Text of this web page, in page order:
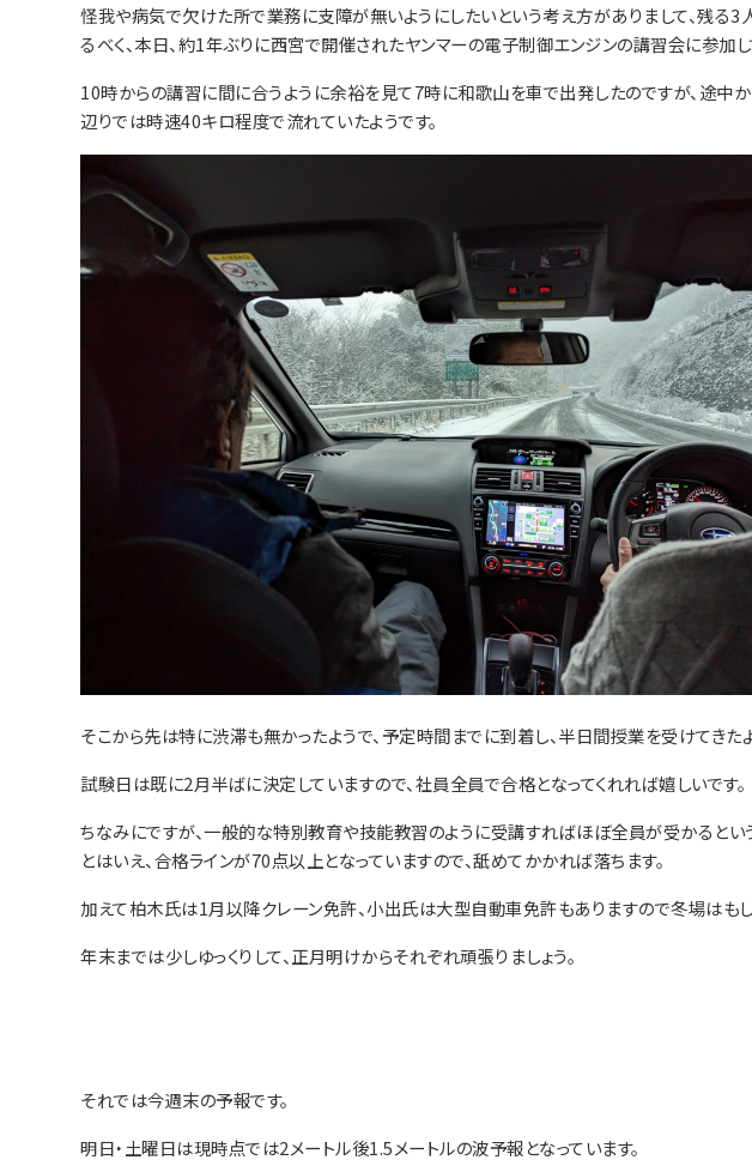
怪我や病気で欠けた所で業務に支障が無いようにしたいという考え方がありまして、残る3
るべく、本日、約1年ぶりに西宮で開催されたヤンマーの電子制御エンジンの講習会に参加し
10時からの講習に間に合うように余裕を見て7時に和歌山を車で出発したのですが、途中
辺りでは時速40キロ程度で流れていたようです。
そこから先は特に渋滞も無かったようで、予定時間までに到着し、半日間授業を受けてきたよ
試験日は既に2月半ばに決定していますので、社員全員で合格となってくれれば嬉しいです。
ちなみにですが、一般的な特別教育や技能教習のように受講すればほぼ全員が受かるとい
とはいえ、合格ラインが70点以上となっていますので、舐めてかかれば落ちます。
加えて柏木氏は1月以降クレーン免許、小出氏は大型自動車免許もありますので冬場はもし
年末までは少しゆっくりして、正月明けからそれぞれ頑張りましょう。
それでは今週末の予報です。
明日・土曜日は現時点では2メートル後1.5メートルの波予報となっています。